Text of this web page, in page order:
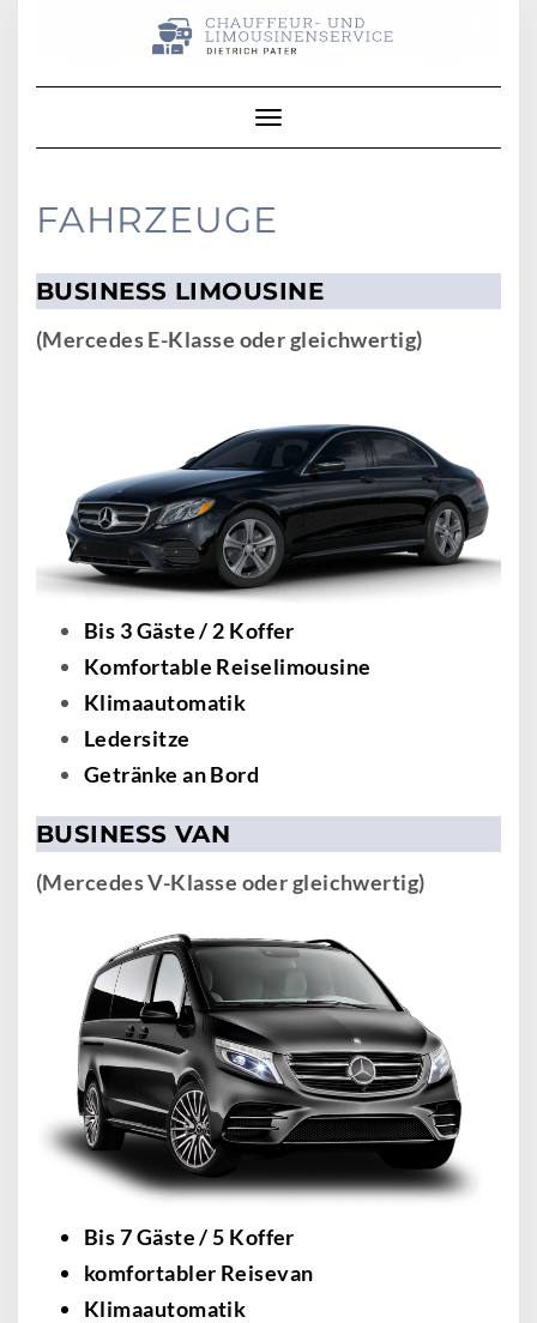
content
Toggle Navigation
FAHRZEUGE
BUSINESS LIMOUSINE
(Mercedes E-Klasse oder gleichwertig)
Bis 3 Gäste / 2 Koffer
Komfortable Reiselimousine
Klimaautomatik
Ledersitze
Getränke an Bord
BUSINESS VAN
(Mercedes V-Klasse oder gleichwertig)
Bis 7 Gäste / 5 Koffer
komfortabler Reisevan
Klimaautomatik